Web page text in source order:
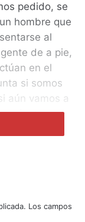
pedido, se
hombre que
al
de a pie,
en el
si somos
aún vamos a
y siento una
de encontrar
y no creo
ver mi
como en
Los campos